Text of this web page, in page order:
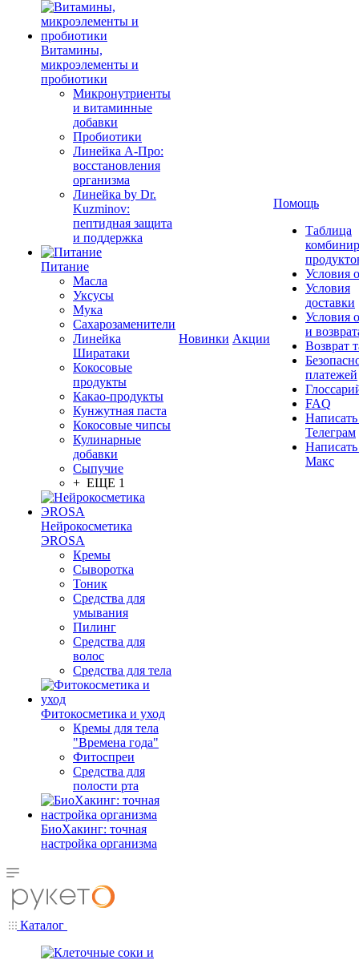
Витамины,
микроэлементы и
пробиотики
Микронутриенты
и витаминные
добавки
Пробиотики
Линейка А-Про:
восстановления
организма
Линейка by Dr.
Kuzminov:
пептидная защита
и поддержка
Питание
Масла
Уксусы
Мука
Сахарозаменители
Линейка
Ширатаки
Кокосовые
продукты
Какао-продукты
Кунжутная паста
Кокосовые чипсы
Кулинарные
добавки
Сыпучие
+ ЕЩЕ 1
Нейрокосметика
ЭROSA
Кремы
Сыворотка
Тоник
Средства для
умывания
Пилинг
Средства для
волос
Средства для тела
Фитокосметика и уход
Кремы для тела
"Времена года"
Фитоспреи
Средства для
полости рта
БиоХакинг: точная
настройка организма
Новинки Акции
Помощь
Таблица
Условия
Условия
доставки
Условия
и
Возврат
платежей
FAQ
Телеграм
Макс
Каталог